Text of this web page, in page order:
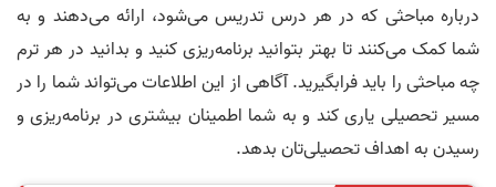
درباره مباحثی که در هر درس تدریس می‌شود، ارائه می‌دهند و به
شما کمک می‌کنند تا بهتر بتوانید برنامه‌ریزی کنید و بدانید در هر ترم
چه مباحثی را باید فرابگیرید. آگاهی از این اطلاعات می‌تواند شما را در
مسیر تحصیلی یاری کند و به شما اطمینان بیشتری در برنامه‌ریزی و
رسیدن به اهداف تحصیلی‌تان بدهد.